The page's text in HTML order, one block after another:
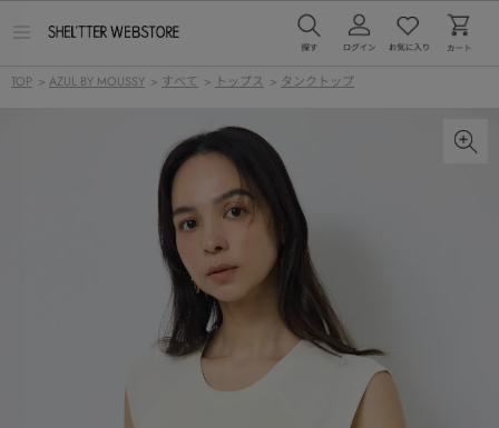
ー
TOP > AZUL BY MOUSSY > すべて > トップス > タンクトップ